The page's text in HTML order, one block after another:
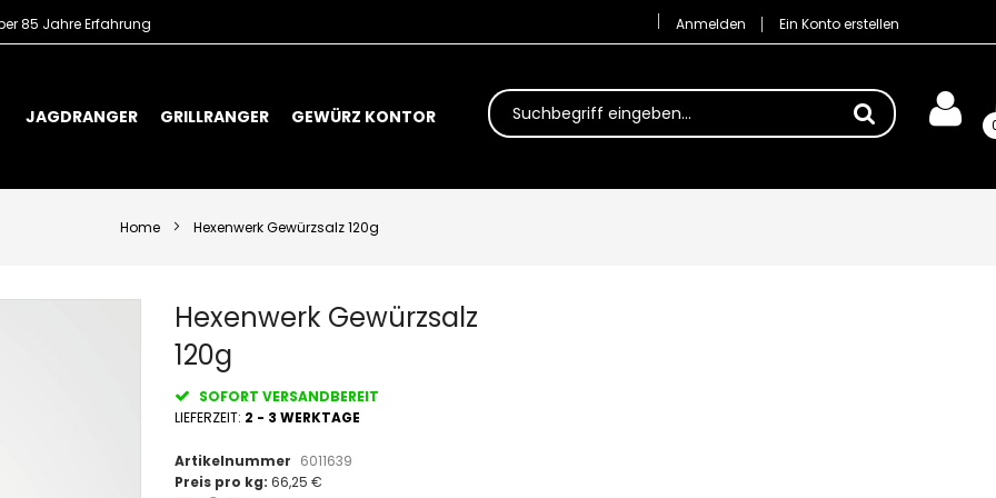
85 Jahre Erfahrung Anmelden
Ein Konto erstellen
JAGDRANGER GRILLRANGER GEWÜRZ KONTOR
Suchbegriff
Home Hexenwerk Gewürzsalz 120g
Hexenwerk Gewürzsalz
120g
SOFORT VERSANDBEREIT
LIEFERZEIT: 2 - 3 WERKTAGE
Artikelnummer 6011639
Preis pro kg:66,25 €
gallery